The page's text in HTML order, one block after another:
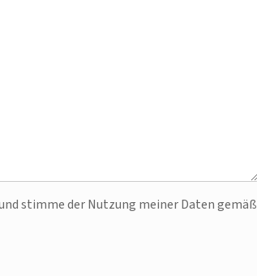
stimme der Nutzung meiner Daten gemäß